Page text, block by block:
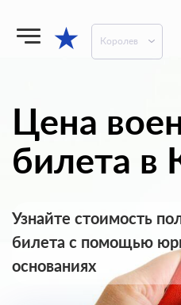
★ Королев
Цена
билета в
Узнайте стоимость
билета с помощью
основаниях